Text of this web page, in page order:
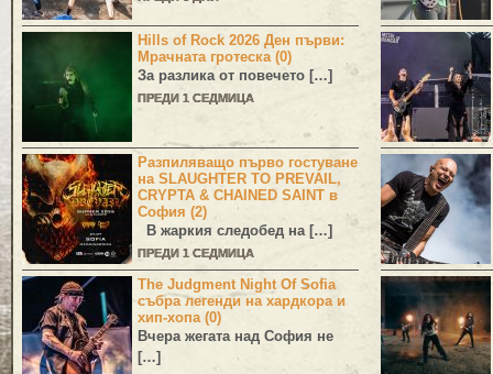
Hills of Rock 2026 Ден първи:
Мрачната гротеска (0)
За разлика от повечето […]
ПРЕДИ 1 СЕДМИЦА
Разпиляващо първо гостуване
на SLAUGHTER TO PREVAIL,
CRYPTA & CHAINED SAINT в
София (2)
В жаркия следобед на […]
ПРЕДИ 1 СЕДМИЦА
The Judgment Night Of Sofia
събра легенди на хардкора и
хип-хопа (0)
Вчера жегата над София не
[…]